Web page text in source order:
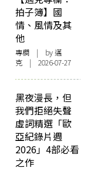
拍子簿】國
情、風情及其
他
專欄 | by邁
克 | 2026-07-27
黑夜漫長，但
我們拒絕失聲
虛詞精選「歐
亞紀錄片週
2026」4部必看
之作